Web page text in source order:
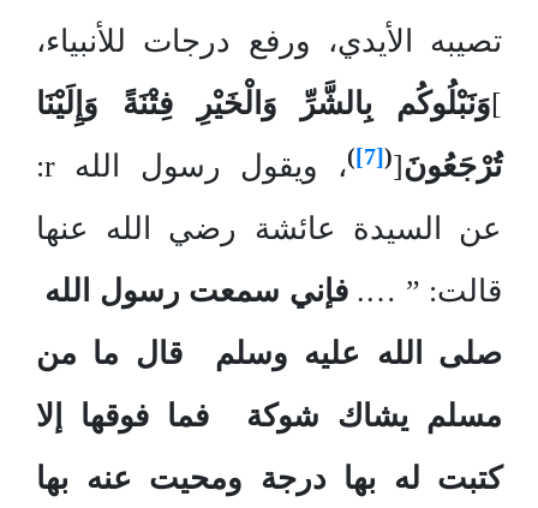
تصيبه الأيدي، ورفع درجات للأنبياء،
]وَنَبْلُوكُم بِالشَّرِّ وَالْخَيْرِ فِتْنَةً وَإِلَيْنَا
تُرْجَعُونَ[
(
[7]
)
، ويقول رسول الله r:
عن السيدة عائشة رضي الله عنها
قالت: ” ….فإني سمعت رسول الله
صلى الله عليه وسلم قال ما من
مسلم يشاك شوكة فما فوقها إلا
كتبت له بها درجة ومحيت عنه بها